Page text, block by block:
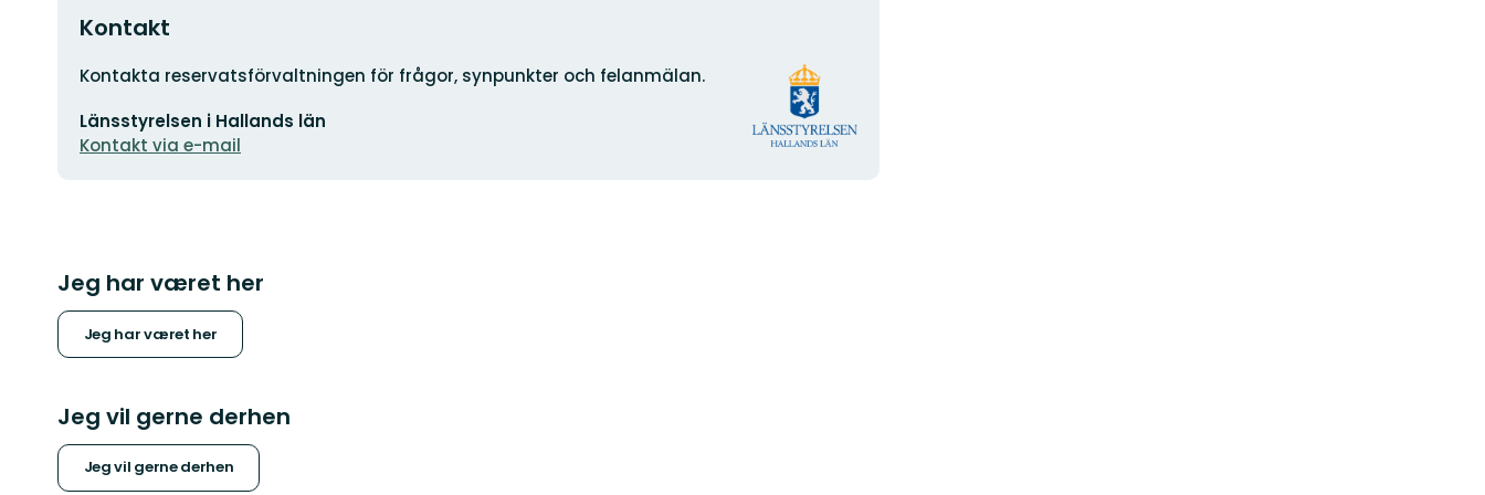
Kontakt
Adresse
Kontakta reservatsförvaltningen för frågor, synpunkter och felanmälan.
mailadresse
Länsstyrelsen i Hallands län
Kontakt via e-mail
Organisationens
logotype
Jeg har været her
Jeg har været her
Jeg vil gerne derhen
Jeg vil gerne derhen